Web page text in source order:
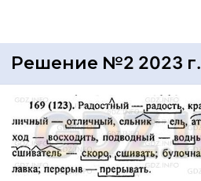
Решение №2 2023 г.